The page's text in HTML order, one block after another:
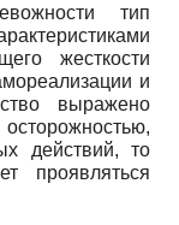
тип
жесткости
и
выражено
действий, то
проявляться